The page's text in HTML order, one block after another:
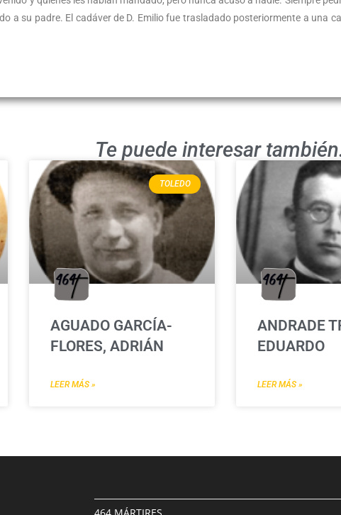
a su padre. El cadáver de D. Emilio fue trasladado posteriormente a una
Te puede interesar
TOLEDO
AGUADO GARCÍA-
FLORES, ADRIÁN
LEER MÁS »
ANDRADE
EDUARDO
LEER MÁS »
464 MÁRTIRES